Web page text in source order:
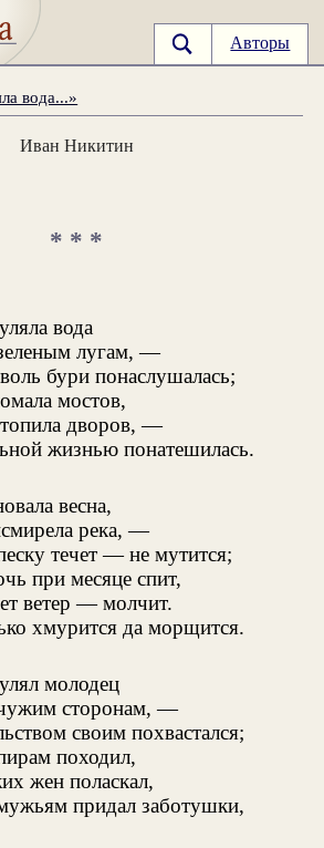
Авторы
вода...»
Иван Никитин
* * *
вода
лугам, —
бури понаслушалась;
мостов,
дворов, —
жизнью понатешилась.
весна,
река, —
течет — не мутится;
при месяце спит,
ветер — молчит.
хмурится да морщится.
молодец
сторонам, —
своим похвастался;
походил,
жен поласкал,
придал заботушки,